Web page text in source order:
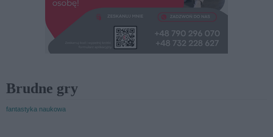
Brudne gry
fantastyka naukowa